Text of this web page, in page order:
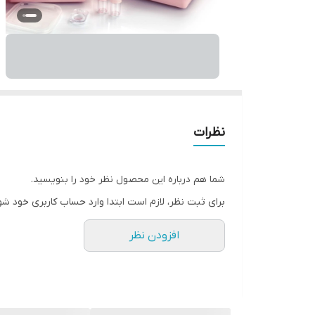
نظرات
شما هم درباره این محصول نظر خود را بنویسید.
برای ثبت نظر، لازم است ابتدا وارد حساب کاربری خود
افزودن نظر